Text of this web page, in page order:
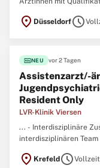
sowie
location_on Düsseldorfschedule
fiber_newNEU vor 2 Tagen
Assistenzarzt/-
Resident Only
LVR-Klinik Viersen
... - Interdisziplinäre
interdisziplinären Team
Erzieher*innen und
Ergotherapie,
location_on Krefeld scheduleVollzeit